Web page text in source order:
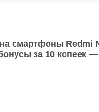
смартфоны Redmi
за 10